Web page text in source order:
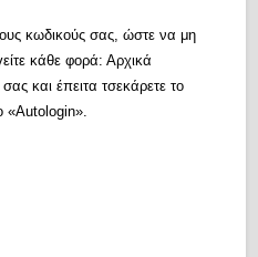
κωδικούς σας, ώστε να μη
κάθε φορά: Αρχικά
και έπειτα τσεκάρετε το
«Autologin».